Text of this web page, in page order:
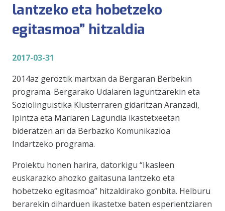
lantzeko eta hobetzeko
egitasmoa” hitzaldia
2017-03-31
2014az geroztik martxan da Bergaran Berbekin
programa. Bergarako Udalaren laguntzarekin eta
Soziolinguistika Klusterraren gidaritzan Aranzadi,
Ipintza eta Mariaren Lagundia ikastetxeetan
bideratzen ari da Berbazko Komunikazioa
Indartzeko programa.
Proiektu honen harira, datorkigu “Ikasleen
euskarazko ahozko gaitasuna lantzeko eta
hobetzeko egitasmoa” hitzaldirako gonbita. Helburu
berarekin diharduen ikastetxe baten esperientziaren